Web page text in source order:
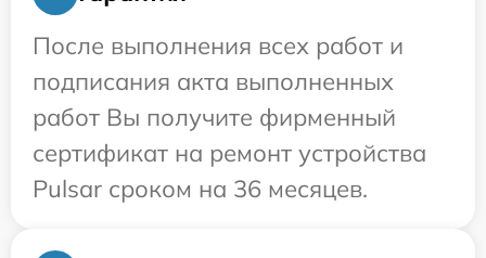
После выполнения всех работ и
подписания акта выполненных
работ Вы получите фирменный
сертификат на ремонт устройства
Pulsar сроком на 36 месяцев.